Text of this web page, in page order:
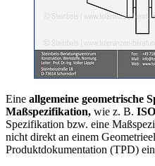
Eine allgemeine geometrische
Maßspezifikation, wie z. B.
Spezifikation bzw. eine
nicht direkt an einem
Produktdokumentation (TPD)